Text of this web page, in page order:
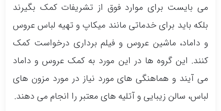
می بایست برای موارد فوق از تشریفات کمک بگیرند
بلکه باید برای خدماتی مانند میکاپ و تهیه لباس عروس
و داماد، ماشین عروس و فیلم برداری درخواست کمک
کنند. این گروه ها در این مورد به کمک عروس و داماد
می آیند و هماهنگی های مورد نیاز در مورد مزون های
لباس، سالن زیبایی و آتلیه های معتبر را انجام می دهند.